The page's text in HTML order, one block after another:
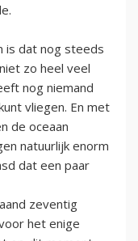
is dat nog steeds
zo heel veel
nog niemand
vliegen. En met
de oceaan
natuurlijk enorm
dat een paar
zeventig
het enige